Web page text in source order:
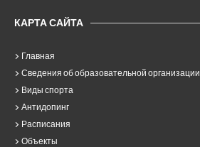
КАРТА САЙТА
Главная
Сведения об образовательной организации
Виды спорта
Антидопинг
Расписания
Объекты